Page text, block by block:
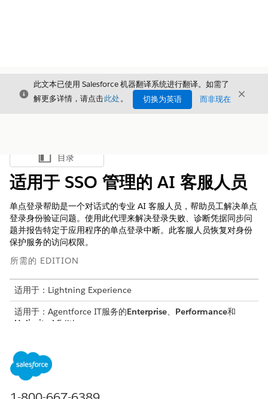
关闭
此文本已使用 Salesforce 机器翻译系统进行翻译。如需了
解更多详情，请点击此处。 切换为英语 而非现在 关闭
显示目录
目录
适用于 SSO 管理的 AI 客服人员
单点登录帮助是一个对话式的专业 AI 客服人员，帮助员工解决单点
登录身份验证问题。使用此代理来解决登录失败、诊断凭据同步问
题并报告特定于应用程序的单点登录中断。此客服人员恢复对身份
保护服务的访问权限。
所需的 EDITION
适用于：Lightning Experience
适用于：Agentforce IT服务的Enterprise、 Performance和
Unlimited Edition。
服务目录项目
此专业客服人员会自动使用这些 SCI 模板来满足您的请求。您可以